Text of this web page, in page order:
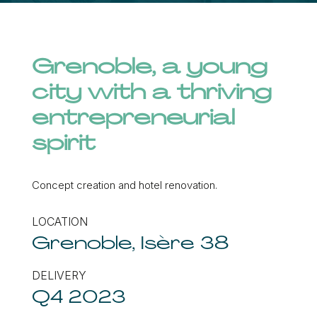
Grenoble, a young
city with a thriving
entrepreneurial
spirit
Concept creation and hotel renovation.
LOCATION
Grenoble, Isère 38
DELIVERY
Q4 2023